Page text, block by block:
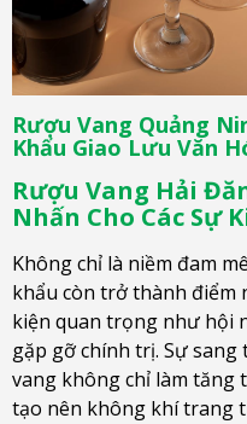
Rượu Vang Quảng
Khẩu Giao Lưu Văn
Rượu Vang Hải
Nhấn Cho Các Sự
Không chỉ là niềm đam
khẩu còn trở thành điểm
kiện quan trọng như hội
gặp gỡ chính trị. Sự
vang không chỉ làm tăng
tạo nên không khí trang